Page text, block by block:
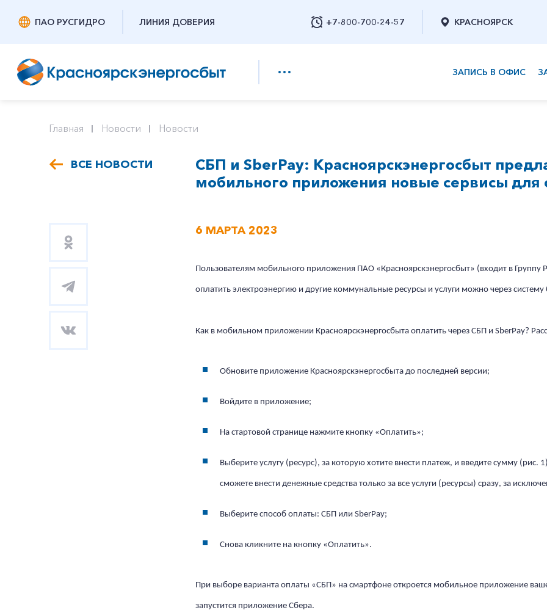
ПАО РУСГИДРО ЛИНИЯ ДОВЕРИЯ +7-800-700-24-57
Заказать обратный звонок
КРАСНОЯРСК
ЗАПИСЬ В ОФИС
Главная Новости Новости
ВСЕ НОВОСТИ
СБП и SberPay: Красноярскэнергосбыт
мобильного приложения новые сервисы для
6 МАРТА 2023
Пользователям мобильного приложения ПАО «Красноярскэнергосбыт» (входит в Группу
оплатить электроэнергию и другие коммунальные ресурсы и услуги можно через
Как в мобильном приложении Красноярскэнергосбыта оплатить через СБП и SberPay?
Обновите приложение Красноярскэнергосбыта до последней версии;
Войдите в приложение;
На стартовой странице нажмите кнопку «Оплатить»;
Выберите услугу (ресурс), за которую хотите внести платеж, и введите сумму
сможете внести денежные средства только за все услуги (ресурсы) сразу, за
Выберите способ оплаты: СБП или SberPay;
Снова кликните на кнопку «Оплатить».
При выборе варианта оплаты «СБП» на смартфоне откроется мобильное приложение
запустится приложение Сбера.